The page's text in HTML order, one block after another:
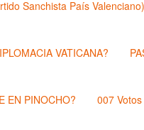
Sanchista País
VATICANA?
EN PINOCHO? 007